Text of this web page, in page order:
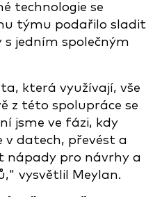
technologie se
týmu podařilo sladit
jedním společným
která využívají, vše
z této spolupráce se
jsme ve fázi, kdy
v datech, převést a
nápady pro návrhy a
vysvětlil Meylan.